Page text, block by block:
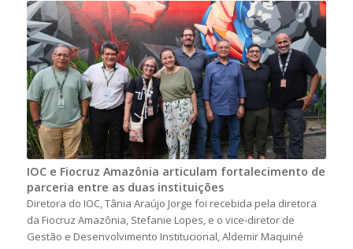
IOC e Fiocruz Amazônia articulam fortalecimento de
parceria entre as duas instituições
Diretora do IOC, Tânia Araújo Jorge foi recebida pela diretora
da Fiocruz Amazônia, Stefanie Lopes, e o vice-diretor de
Gestão e Desenvolvimento Institucional, Aldemir Maquiné